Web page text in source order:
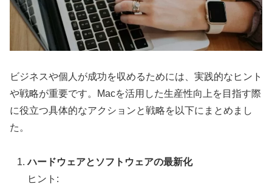
ビジネスや個人が成功を収めるためには、実践的なヒント
や戦略が重要です。Macを活用した生産性向上を目指す際
に役立つ具体的なアクションと戦略を以下にまとめまし
た。
ハードウェアとソフトウェアの最新化
ヒント: